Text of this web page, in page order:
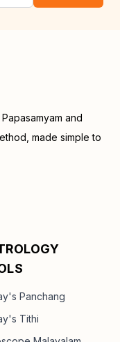
and
made simple to
Panchang
Tithi